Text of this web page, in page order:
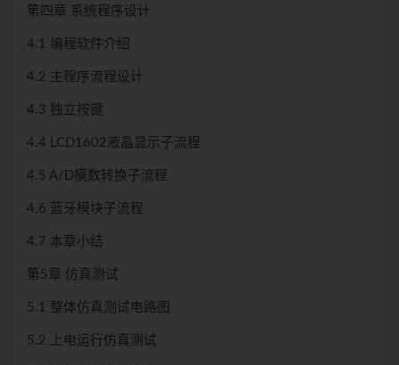
第四章 系统程序设计
4.1 编程软件介绍
4.2 主程序流程设计
4.3 独立按键
4.4 LCD1602液晶显示子流程
4.5 A/D模数转换子流程
4.6 蓝牙模块子流程
4.7 本章小结
第5章 仿真测试
5.1 整体仿真测试电路图
5.2 上电运行仿真测试